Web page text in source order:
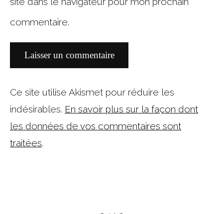
commentaire.
Ce site utilise Akismet pour réduire les
indésirables. En savoir plus sur la façon dont
les données de vos commentaires sont
traitées.